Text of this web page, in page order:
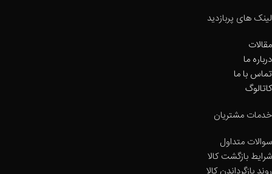
لینک های پربازدید
مقالات
درباره ما
تماس با ما
کاتالوگ
خدمات مشتریان
سوالات متداول
شرایط بازگشت کالا